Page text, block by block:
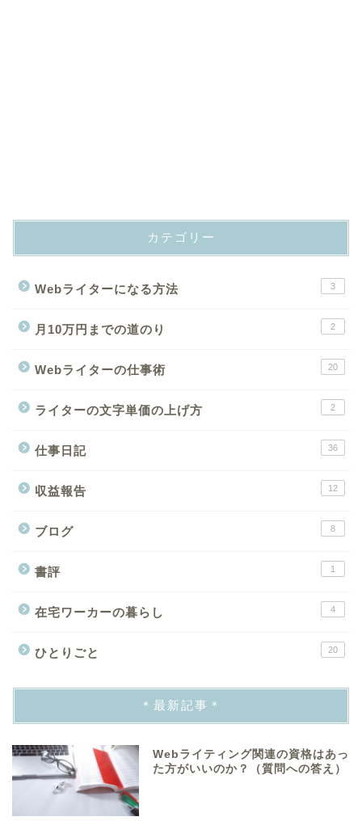
カテゴリー
Webライターになる方法 3
月10万円までの道のり 2
Webライターの仕事術 20
ライターの文字単価の上げ方 2
仕事日記 36
収益報告 12
ブログ 8
書評 1
在宅ワーカーの暮らし 4
ひとりごと 20
＊最新記事＊
Webライティング関連の資格はあっ
た方がいいのか？（質問への答え）